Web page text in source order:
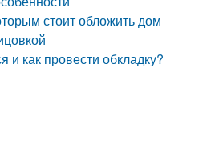
стоит обложить дом
и как провести обкладку?